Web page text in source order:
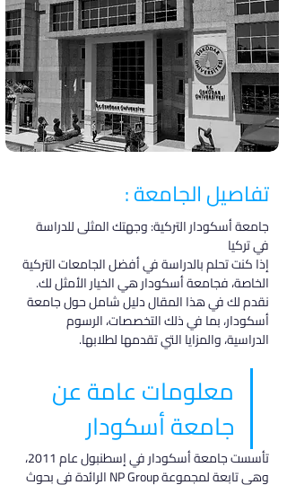
تفاصيل الجامعة :
جامعة أسكودار التركية: وجهتك المثلى للدراسة
في تركيا
إذا كنت تحلم بالدراسة في أفضل الجامعات التركية
الخاصة، فجامعة أسكودار هي الخيار الأمثل لك.
نقدم لك في هذا المقال دليل شامل حول جامعة
أسكودار، بما في ذلك التخصصات، الرسوم
الدراسية، والمزايا التي تقدمها لطلابها.
معلومات عامة عن
جامعة أسكودار
تأسست جامعة أسكودار في إسطنبول عام 2011،
وهي تابعة لمجموعة NP Group الرائدة في بحوث